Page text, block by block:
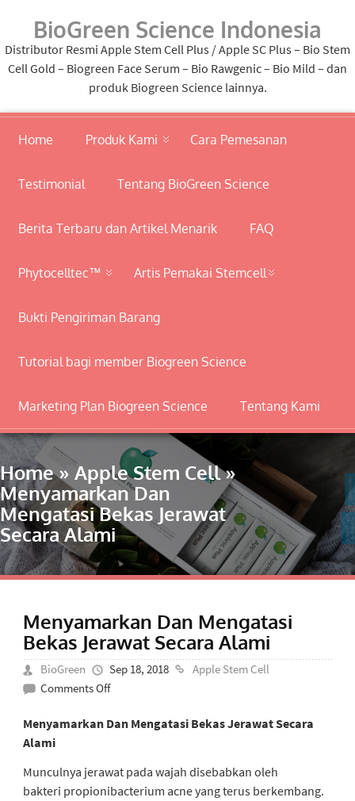
BioGreen Science Indonesia
Distributor Resmi Apple Stem Cell Plus / Apple SC Plus – Bio Stem
Cell Gold – Biogreen Face Serum – Bio Rawgenic – Bio Mild – dan
produk Biogreen Science lainnya.
Home Produk Kami Cara Pemesanan
Testimonial Tentang BioGreen Science
Berita Terbaru dan Artikel Menarik FAQ
Phytocelltec™ Artis Pemakai Stemcell
Bukti Pengiriman Barang
Tutorial bagi member Biogreen Science
Marketing Plan Biogreen Science Tentang Kami
Home» Apple Stem Cell»
Menyamarkan Dan
Mengatasi Bekas Jerawat
Secara Alami
Menyamarkan Dan Mengatasi
Bekas Jerawat Secara Alami
BioGreen Sep 18, 2018
Apple Stem Cell
Comments Offon
Dan
Jerawat
Menyamarkan Dan Mengatasi Bekas Jerawat Secara
Alami
Munculnya jerawat pada wajah disebabkan oleh
bakteri propionibacterium acneyang terus berkembang.